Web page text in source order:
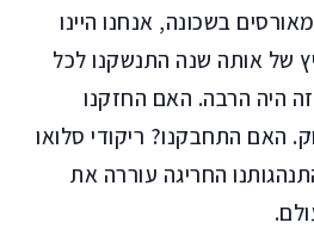
בשכונה, אנחנו היינו
של אותה שנה התנשקנו לכל
היה הרבה. האם החזקנו
האם התחבקנו? ריקודי סלואו
החריגה עוררה את